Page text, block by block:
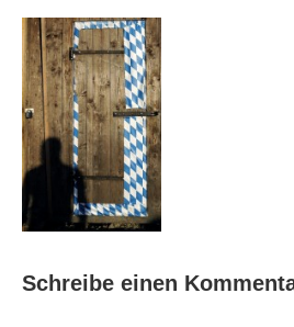
Schreibe einen